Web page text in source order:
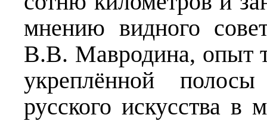
мнению видного
В.В. Мавродина, опыт
укреплённой
русского искусства